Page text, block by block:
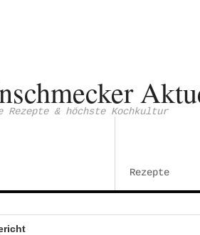
Rezepte & höchste Kochkultur
Rezepte